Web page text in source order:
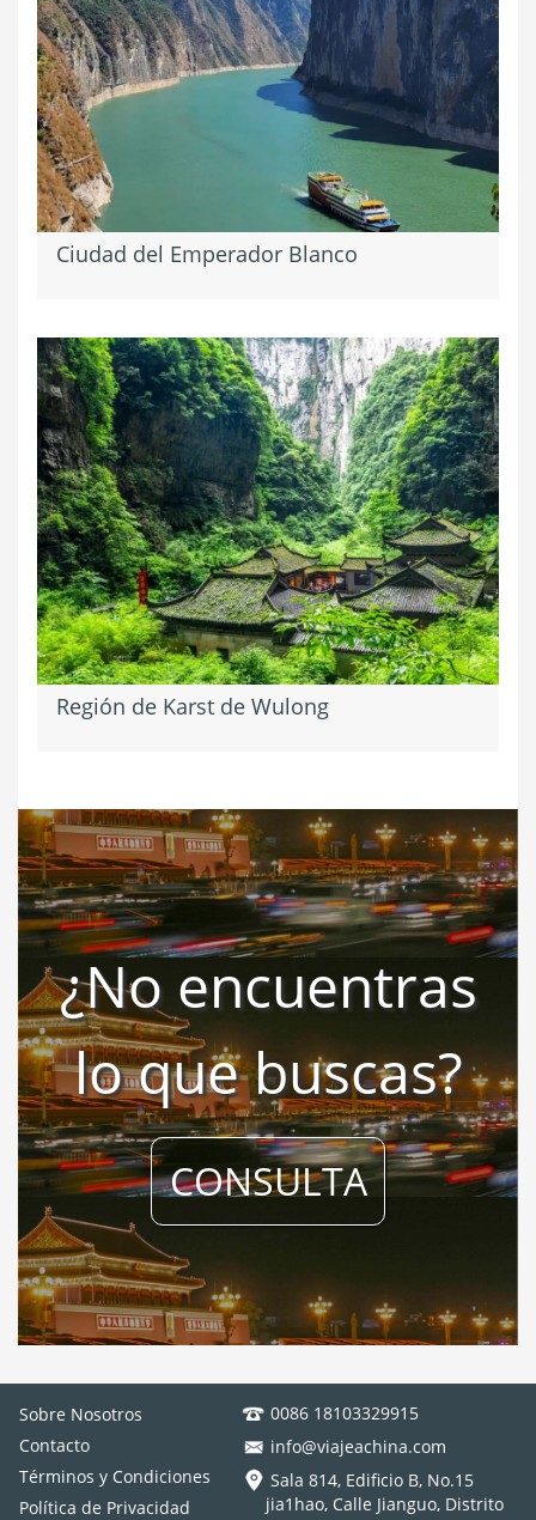
Ciudad del Emperador Blanco
Región de Karst de Wulong
¿No encuentras
lo que buscas?
CONSULTA
Sobre Nosotros
Contacto
Términos y Condiciones
Política de Privacidad
0086 18103329915
info@viajeachina.com
Sala 814, Edificio B, No.15
jia1hao, Calle Jianguo, Distrito